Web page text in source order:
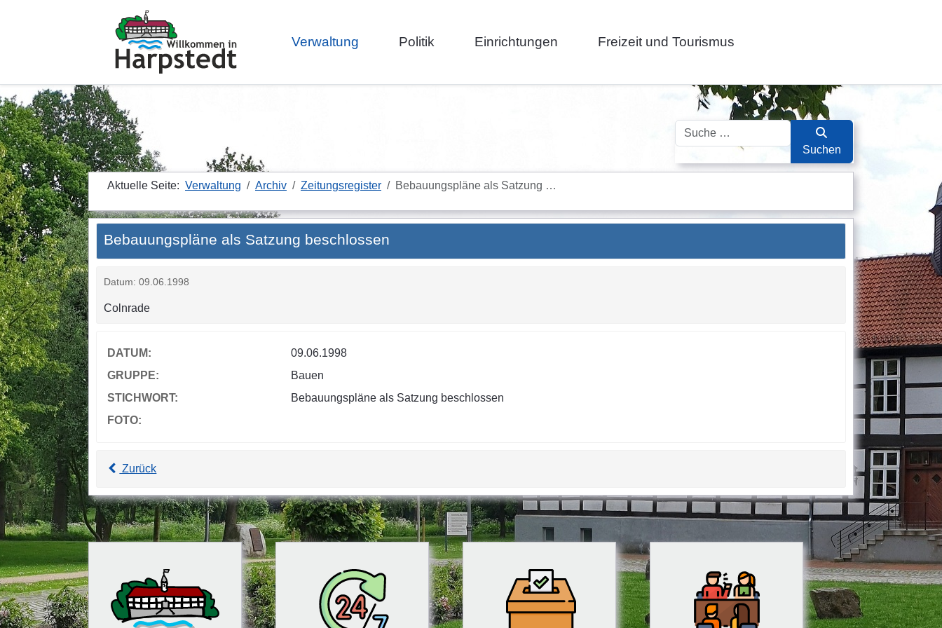
Verwaltung Politik Einrichtungen Freizeit und Tourismus
Suchen
Suchen
Aktuelle Seite: Verwaltung Archiv Zeitungsregister Bebauungspläne als Satzung …
Bebauungspläne als Satzung beschlossen
Datum: 09.06.1998
Colnrade
DATUM:
09.06.1998
GRUPPE:
Bauen
STICHWORT:
Bebauungspläne als Satzung beschlossen
FOTO:
Zurück